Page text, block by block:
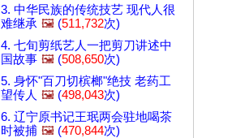
3. 中华民族的传统技艺 现代人很
难继承 🖼️ (511,732次)
4. 七旬剪纸艺人一把剪刀讲述中
国故事 🖼️ (508,650次)
5. 身怀"百刀切槟榔"绝技 老药工
望传人 🖼️ (498,043次)
6. 辽宁原书记王珉两会驻地喝茶
时被捕 🖼️ (470,844次)